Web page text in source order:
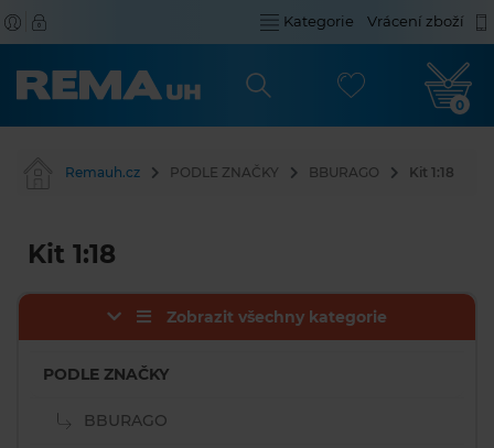
Kategorie Vrácení zboží
0
Remauh.cz PODLE ZNAČKY BBURAGO Kit 1:18
Kit 1:18
Zobrazit všechny kategorie
PODLE ZNAČKY
BBURAGO